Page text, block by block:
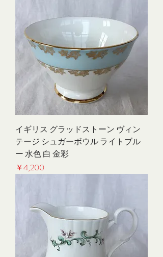
イギリス グラッドストーン ヴィン
テージ シュガーボウル ライトブル
ー 水色 白 金彩
価格
￥4,200